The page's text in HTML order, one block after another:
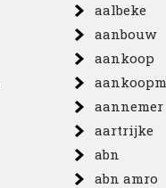
aalbeke
aanbouw
aankoop
aannemer
aartrijke
abn
abn amro